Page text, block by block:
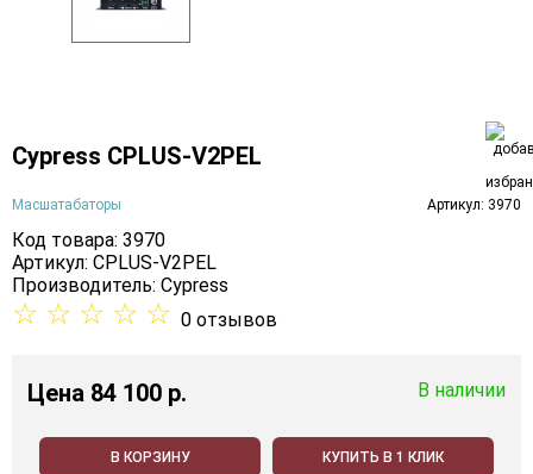
Cypress CPLUS-V2PEL
Масшатабаторы Артикул: 3970
Код товара: 3970
Артикул: CPLUS-V2PEL
Производитель: Cypress
☆ ☆ ☆ ☆ ☆ 0 отзывов
Цена 84 100 p. В наличии
В КОРЗИНУ КУПИТЬ В 1 КЛИК